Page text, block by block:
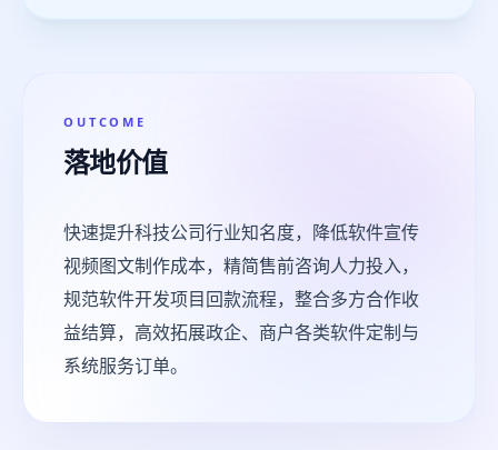
OUTCOME
落地价值
快速提升科技公司行业知名度，降低软件宣传
视频图文制作成本，精简售前咨询人力投入，
规范软件开发项目回款流程，整合多方合作收
益结算，高效拓展政企、商户各类软件定制与
系统服务订单。